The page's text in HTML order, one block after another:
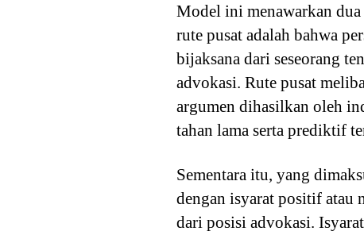
Model ini menawarkan dua
rute pusat adalah bahwa
bijaksana dari seseorang
advokasi. Rute pusat
argumen dihasilkan oleh
tahan lama serta prediktif
Sementara itu, yang
dengan isyarat positif atau
dari posisi advokasi.